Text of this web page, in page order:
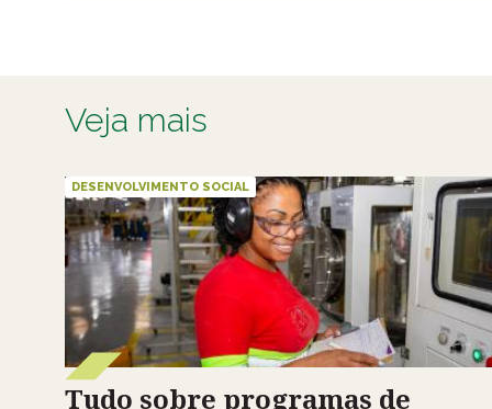
Veja mais
DESENVOLVIMENTO SOCIAL
Tudo sobre programas de